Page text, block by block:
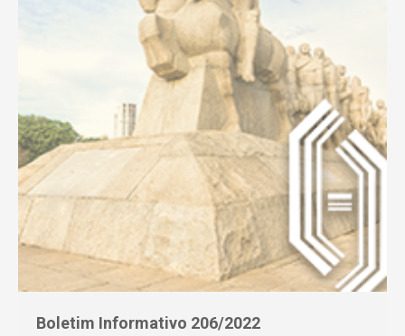
Boletim Informativo 206/2022